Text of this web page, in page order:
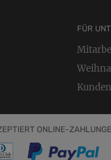
FÜR
ONLINE-